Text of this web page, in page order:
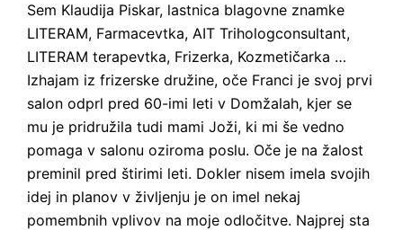
Sem Klaudija Piskar, lastnica blagovne znamke
LITERAM, Farmacevtka, AIT Trihologconsultant,
LITERAM terapevtka, Frizerka, Kozmetičarka …
Izhajam iz frizerske družine, oče Franci je svoj prvi
salon odprl pred 60-imi leti v Domžalah, kjer se
mu je pridružila tudi mami Joži, ki mi še vedno
pomaga v salonu oziroma poslu. Oče je na žalost
preminil pred štirimi leti. Dokler nisem imela svojih
idej in planov v življenju je on imel nekaj
pomembnih vplivov na moje odločitve. Najprej sta